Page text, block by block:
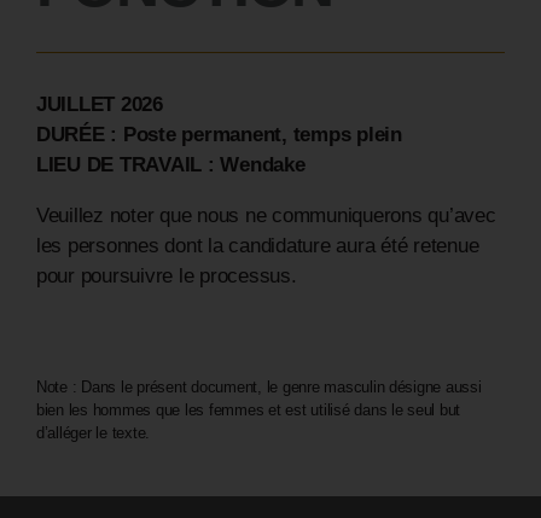
JUILLET 2026
DURÉE : Poste permanent, temps plein
LIEU DE TRAVAIL : Wendake
Veuillez noter que nous ne communiquerons qu’avec
les personnes dont la candidature aura été retenue
pour poursuivre le processus.
Note : Dans le présent document, le genre masculin désigne aussi
bien les hommes que les femmes et est utilisé dans le seul but
d’alléger le texte.